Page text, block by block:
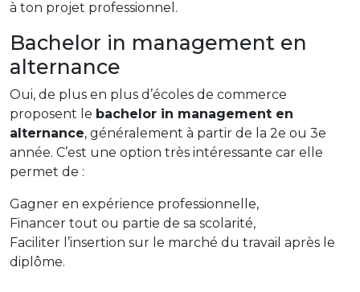
à ton projet professionnel.
Bachelor in management en
alternance
Oui, de plus en plus d’écoles de commerce
proposent le bachelor in management en
alternance, généralement à partir de la 2e ou 3e
année. C’est une option très intéressante car elle
permet de :
Gagner en expérience professionnelle,
Financer tout ou partie de sa scolarité,
Faciliter l’insertion sur le marché du travail après le
diplôme.